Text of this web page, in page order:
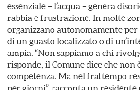
essenziale – l’acqua – genera
rabbia e frustrazione. In molte
organizzano autonomamente per
di un guasto localizzato o di
ampia. “Non sappiamo a chi
risponde, il Comune dice che non
competenza. Ma nel frattempo
per giorni”, racconta un residente